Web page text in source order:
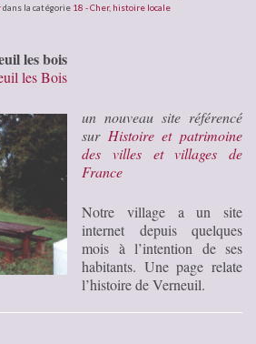
dans la catégorie 18 - Cher, histoire locale
les bois
les Bois
un nouveau site référencé
sur Histoire et patrimoine
des villes et villages de
France
Notre village a un site
internet depuis quelques
mois à l’intention de ses
habitants. Une page relate
l’histoire de Verneuil.